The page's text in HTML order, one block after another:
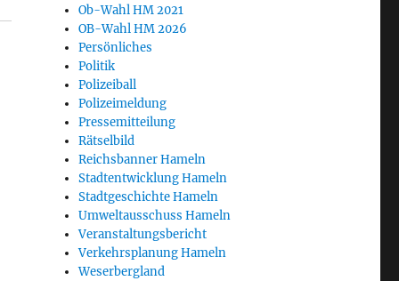
Ob-Wahl HM 2021
OB-Wahl HM 2026
Persönliches
Politik
Polizeiball
Polizeimeldung
Pressemitteilung
Rätselbild
Reichsbanner Hameln
Stadtentwicklung Hameln
Stadtgeschichte Hameln
Umweltausschuss Hameln
Veranstaltungsbericht
Verkehrsplanung Hameln
Weserbergland